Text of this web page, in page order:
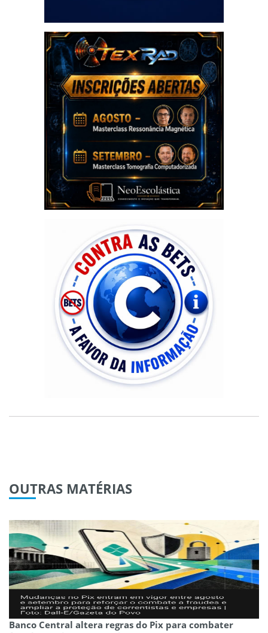
OUTRAS MATÉRIAS
Banco Central altera regras do Pix para combater